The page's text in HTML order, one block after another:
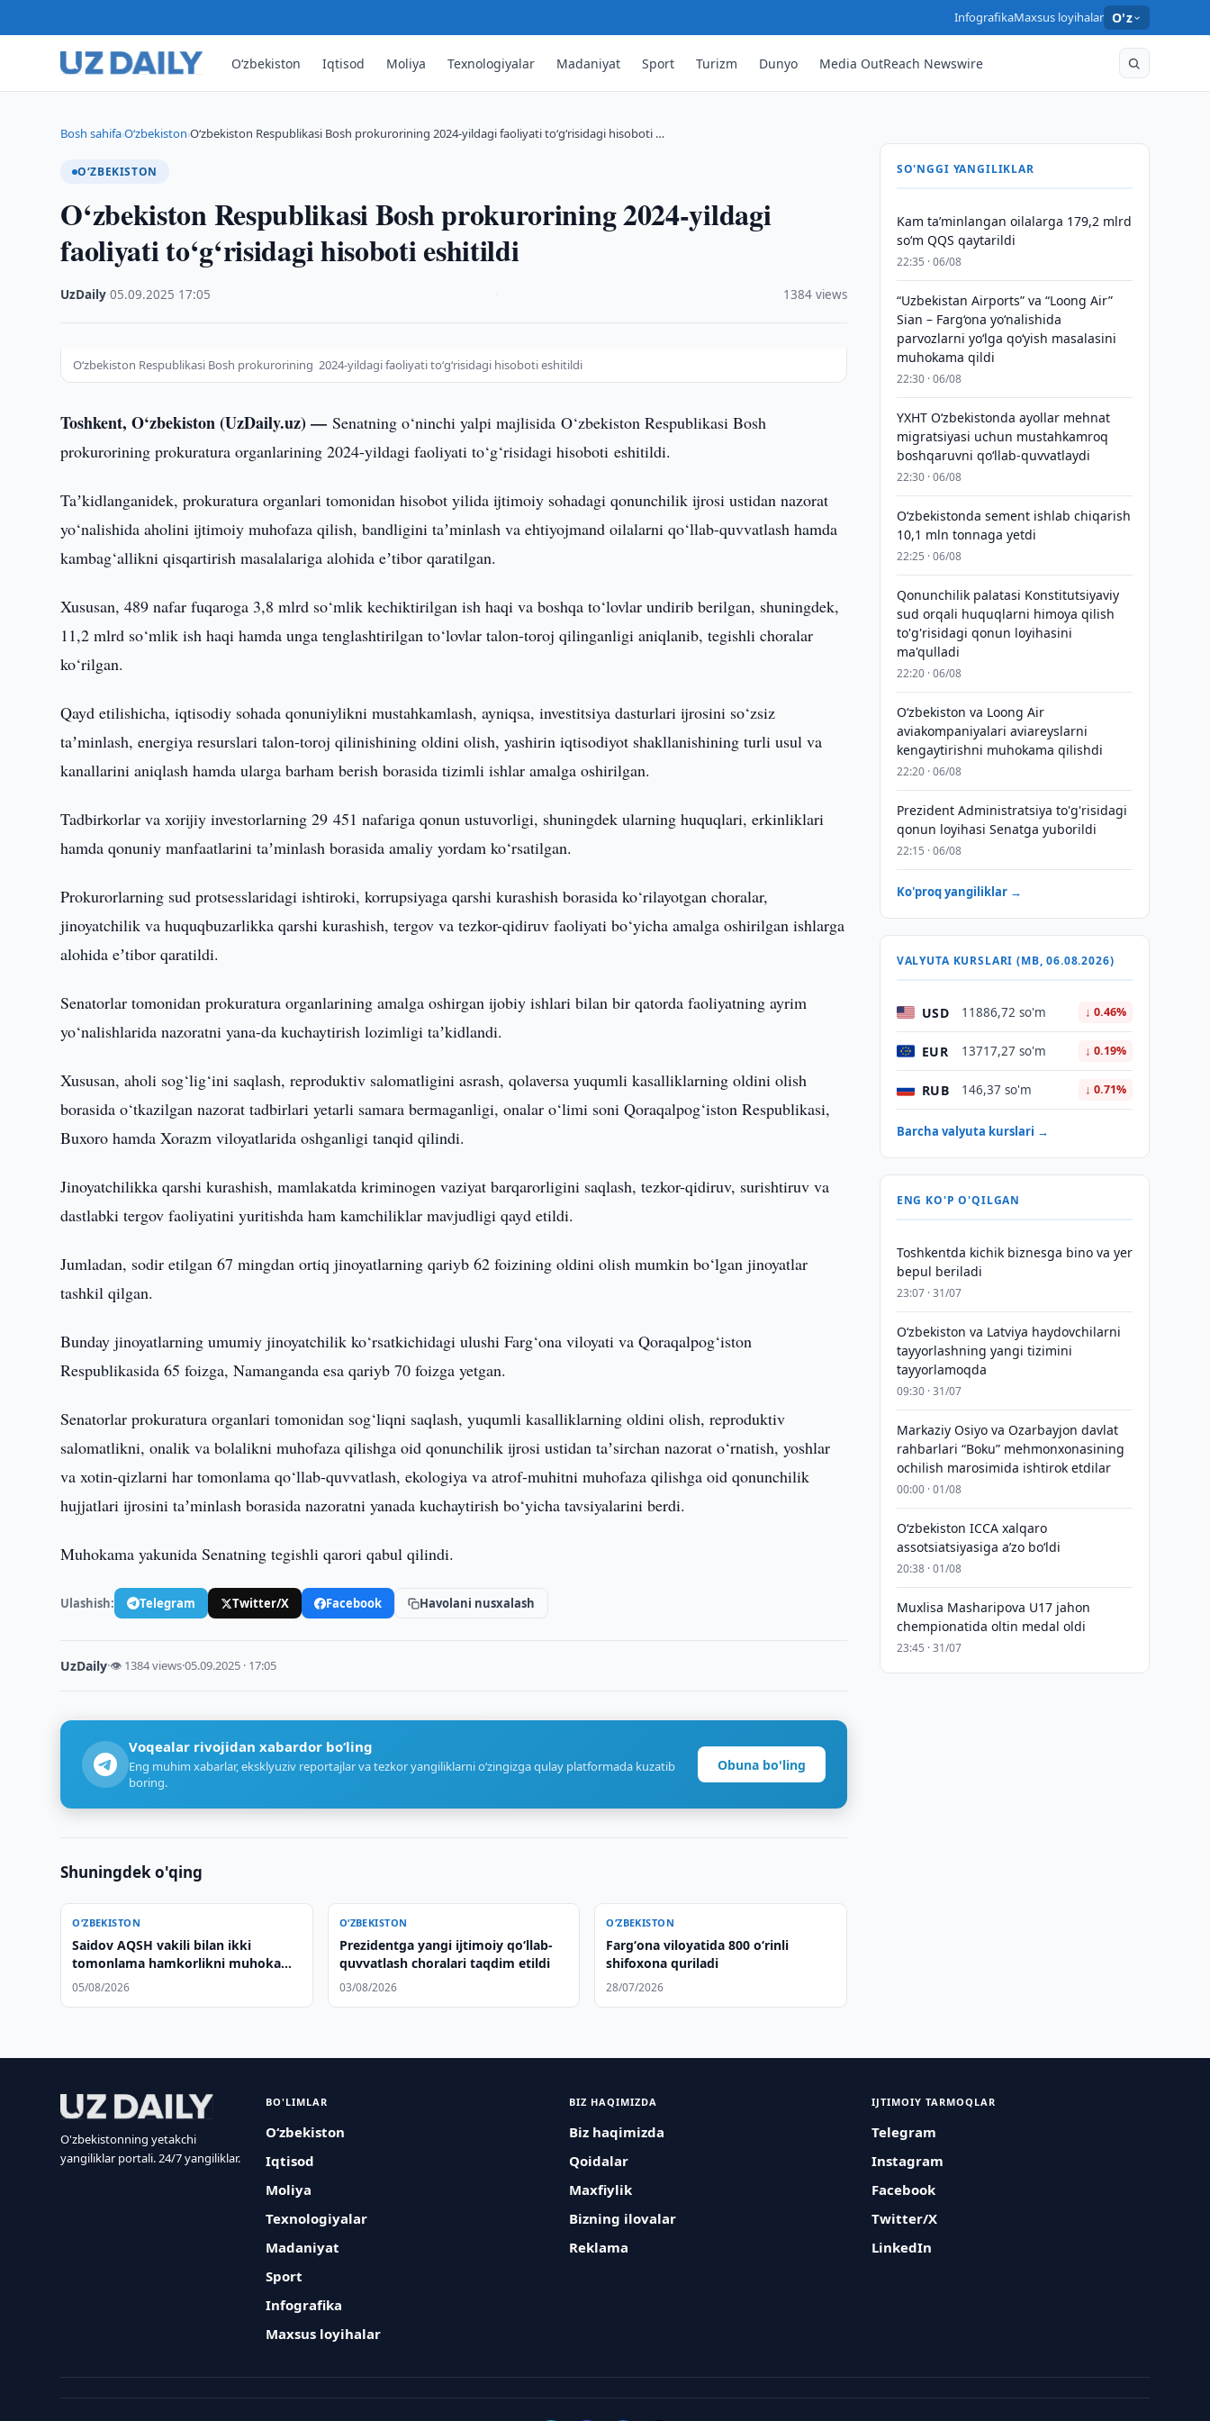
InfografikaMaxsus loyihalar O'z
O‘zbekiston Iqtisod Moliya Texnologiyalar Madaniyat Sport Turizm Dunyo Media OutReach Newswire
Bosh sahifa›O‘zbekiston›O‘zbekiston Respublikasi Bosh prokurorining 2024-yildagi faoliyati to‘g‘risidagi hisoboti …
O‘ZBEKISTON
O‘zbekiston Respublikasi Bosh prokurorining 2024-yildagi
faoliyati to‘g‘risidagi hisoboti eshitildi
UzDaily ·05.09.2025 17:05 1384 views
O‘zbekiston Respublikasi Bosh prokurorining 2024-yildagi faoliyati to‘g‘risidagi hisoboti eshitildi
Toshkent, O‘zbekiston (UzDaily.uz) —Senatning o‘ninchi yalpi majlisida O‘zbekiston Respublikasi Bosh
prokurorining prokuratura organlarining 2024-yildagi faoliyati to‘g‘risidagi hisoboti eshitildi.
Taʼkidlanganidek, prokuratura organlari tomonidan hisobot yilida ijtimoiy sohadagi qonunchilik ijrosi ustidan nazorat
yo‘nalishida aholini ijtimoiy muhofaza qilish, bandligini taʼminlash va ehtiyojmand oilalarni qo‘llab-quvvatlash hamda
kambag‘allikni qisqartirish masalalariga alohida eʼtibor qaratilgan.
Xususan, 489 nafar fuqaroga 3,8 mlrd so‘mlik kechiktirilgan ish haqi va boshqa to‘lovlar undirib berilgan, shuningdek,
11,2 mlrd so‘mlik ish haqi hamda unga tenglashtirilgan to‘lovlar talon-toroj qilinganligi aniqlanib, tegishli choralar
ko‘rilgan.
Qayd etilishicha, iqtisodiy sohada qonuniylikni mustahkamlash, ayniqsa, investitsiya dasturlari ijrosini so‘zsiz
taʼminlash, energiya resurslari talon-toroj qilinishining oldini olish, yashirin iqtisodiyot shakllanishining turli usul va
kanallarini aniqlash hamda ularga barham berish borasida tizimli ishlar amalga oshirilgan.
Tadbirkorlar va xorijiy investorlarning 29 451 nafariga qonun ustuvorligi, shuningdek ularning huquqlari, erkinliklari
hamda qonuniy manfaatlarini taʼminlash borasida amaliy yordam ko‘rsatilgan.
Prokurorlarning sud protsesslaridagi ishtiroki, korrupsiyaga qarshi kurashish borasida ko‘rilayotgan choralar,
jinoyatchilik va huquqbuzarlikka qarshi kurashish, tergov va tezkor-qidiruv faoliyati bo‘yicha amalga oshirilgan ishlarga
alohida eʼtibor qaratildi.
Senatorlar tomonidan prokuratura organlarining amalga oshirgan ijobiy ishlari bilan bir qatorda faoliyatning ayrim
yo‘nalishlarida nazoratni yana-da kuchaytirish lozimligi taʼkidlandi.
Xususan, aholi sog‘lig‘ini saqlash, reproduktiv salomatligini asrash, qolaversa yuqumli kasalliklarning oldini olish
borasida o‘tkazilgan nazorat tadbirlari yetarli samara bermaganligi, onalar o‘limi soni Qoraqalpog‘iston Respublikasi,
Buxoro hamda Xorazm viloyatlarida oshganligi tanqid qilindi.
Jinoyatchilikka qarshi kurashish, mamlakatda kriminogen vaziyat barqarorligini saqlash, tezkor-qidiruv, surishtiruv va
dastlabki tergov faoliyatini yuritishda ham kamchiliklar mavjudligi qayd etildi.
Jumladan, sodir etilgan 67 mingdan ortiq jinoyatlarning qariyb 62 foizining oldini olish mumkin bo‘lgan jinoyatlar
tashkil qilgan.
Bunday jinoyatlarning umumiy jinoyatchilik ko‘rsatkichidagi ulushi Farg‘ona viloyati va Qoraqalpog‘iston
Respublikasida 65 foizga, Namanganda esa qariyb 70 foizga yetgan.
Senatorlar prokuratura organlari tomonidan sog‘liqni saqlash, yuqumli kasalliklarning oldini olish, reproduktiv
salomatlikni, onalik va bolalikni muhofaza qilishga oid qonunchilik ijrosi ustidan taʼsirchan nazorat o‘rnatish, yoshlar
va xotin-qizlarni har tomonlama qo‘llab-quvvatlash, ekologiya va atrof-muhitni muhofaza qilishga oid qonunchilik
hujjatlari ijrosini taʼminlash borasida nazoratni yanada kuchaytirish bo‘yicha tavsiyalarini berdi.
Muhokama yakunida Senatning tegishli qarori qabul qilindi.
Ulashish: Telegram Twitter/X Facebook Havolani nusxalash
UzDaily·👁 1384 views·05.09.2025 · 17:05
Voqealar rivojidan xabardor bo‘ling
Eng muhim xabarlar, eksklyuziv reportajlar va tezkor yangiliklarni o‘zingizga qulay platformada kuzatib
boring.
Obuna bo'ling
Shuningdek o'qing
O‘ZBEKISTON
Saidov AQSH vakili bilan ikki
tomonlama hamkorlikni muhokama
qildi
05/08/2026
O‘ZBEKISTON
Prezidentga yangi ijtimoiy qoʻllab-
quvvatlash choralari taqdim etildi
03/08/2026
O‘ZBEKISTON
Fargʻona viloyatida 800 oʻrinli
shifoxona quriladi
28/07/2026
SO'NGGI YANGILIKLAR
Kam taʼminlangan oilalarga 179,2 mlrd
so‘m QQS qaytarildi
22:35 · 06/08
“Uzbekistan Airports” va “Loong Air”
Sian – Farg‘ona yo‘nalishida
parvozlarni yo‘lga qo‘yish masalasini
muhokama qildi
22:30 · 06/08
YXHT O‘zbekistonda ayollar mehnat
migratsiyasi uchun mustahkamroq
boshqaruvni qo‘llab-quvvatlaydi
22:30 · 06/08
O‘zbekistonda sement ishlab chiqarish
10,1 mln tonnaga yetdi
22:25 · 06/08
Qonunchilik palatasi Konstitutsiyaviy
sud orqali huquqlarni himoya qilish
to'g'risidagi qonun loyihasini
ma'qulladi
22:20 · 06/08
Oʻzbekiston va Loong Air
aviakompaniyalari aviareyslarni
kengaytirishni muhokama qilishdi
22:20 · 06/08
Prezident Administratsiya to'g'risidagi
qonun loyihasi Senatga yuborildi
22:15 · 06/08
Ko'proq yangiliklar →
VALYUTA KURSLARI (MB, 06.08.2026)
USD 11886,72 so'm ↓ 0.46%
EUR 13717,27 so'm ↓ 0.19%
RUB 146,37 so'm ↓ 0.71%
Barcha valyuta kurslari →
ENG KO'P O'QILGAN
Toshkentda kichik biznesga bino va yer
bepul beriladi
23:07 · 31/07
Oʻzbekiston va Latviya haydovchilarni
tayyorlashning yangi tizimini
tayyorlamoqda
09:30 · 31/07
Markaziy Osiyo va Ozarbayjon davlat
rahbarlari “Boku” mehmonxonasining
ochilish marosimida ishtirok etdilar
00:00 · 01/08
O‘zbekiston ICCA xalqaro
assotsiatsiyasiga aʼzo bo‘ldi
20:38 · 01/08
Muxlisa Masharipova U17 jahon
chempionatida oltin medal oldi
23:45 · 31/07
O'zbekistonning yetakchi
yangiliklar portali. 24/7 yangiliklar.
BO'LIMLAR
O‘zbekiston
Iqtisod
Moliya
Texnologiyalar
Madaniyat
Sport
Infografika
Maxsus loyihalar
BIZ HAQIMIZDA
Biz haqimizda
Qoidalar
Maxfiylik
Bizning ilovalar
Reklama
IJTIMOIY TARMOQLAR
Telegram
Instagram
Facebook
Twitter/X
LinkedIn